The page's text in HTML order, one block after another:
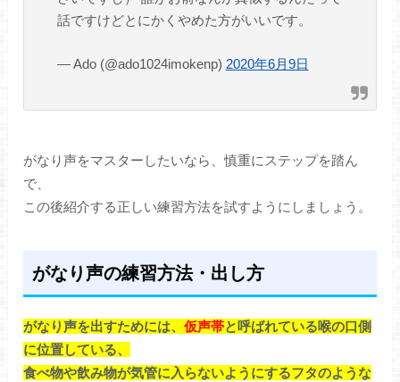
話ですけどとにかくやめた方がいいです。
— Ado (@ado1024imokenp) 2020年6月9日
がなり声をマスターしたいなら、慎重にステップを踏ん
で、
この後紹介する正しい練習方法を試すようにしましょう。
がなり声の練習方法・出し方
がなり声を出すためには、仮声帯と呼ばれている喉の口側
に位置している、
食べ物や飲み物が気管に入らないようにするフタのような